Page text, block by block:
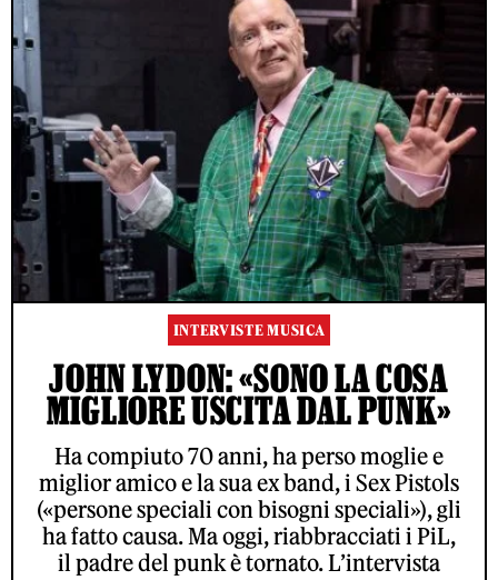
INTERVISTE MUSICA
JOHN LYDON: «SONO LA COSA
MIGLIORE USCITA DAL PUNK»
Ha compiuto 70 anni, ha perso moglie e
miglior amico e la sua ex band, i Sex Pistols
(«persone speciali con bisogni speciali»), gli
ha fatto causa. Ma oggi, riabbracciati i PiL,
il padre del punk è tornato. L’intervista